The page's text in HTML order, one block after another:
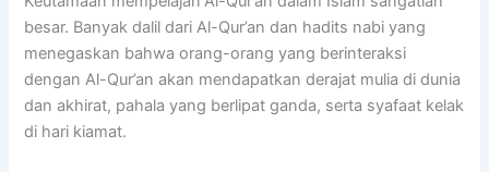
besar. Banyak dalil dari Al-Qur’an dan hadits nabi yang
menegaskan bahwa orang-orang yang berinteraksi
dengan Al-Qur’an akan mendapatkan derajat mulia di dunia
dan akhirat, pahala yang berlipat ganda, serta syafaat kelak
di hari kiamat.